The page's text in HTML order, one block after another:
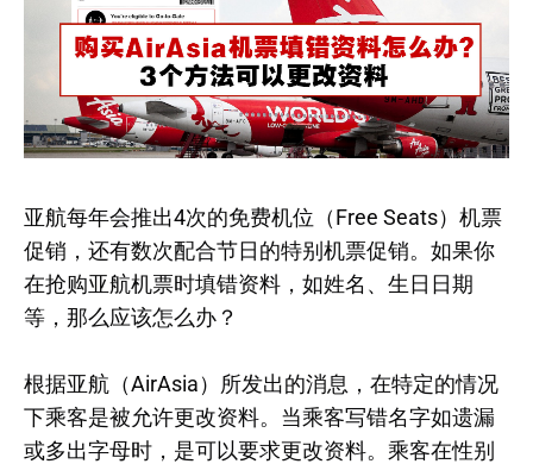
亚航每年会推出4次的免费机位（Free Seats）机票
促销，还有数次配合节日的特别机票促销。如果你
在抢购亚航机票时填错资料，如姓名、生日日期
等，那么应该怎么办？
根据亚航（AirAsia）所发出的消息，在特定的情况
下乘客是被允许更改资料。当乘客写错名字如遗漏
或多出字母时，是可以要求更改资料。乘客在性别